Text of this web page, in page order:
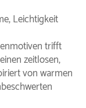
Leichtigkeit
trifft
zeitlosen,
von warmen